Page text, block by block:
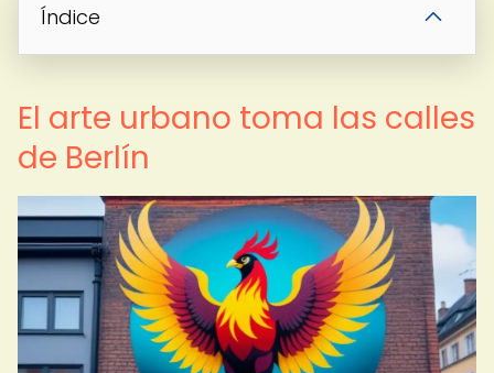
Índice
El arte urbano toma las calles
de Berlín